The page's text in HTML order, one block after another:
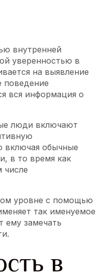
внутренней
уверенностью в
на выявление
поведение
вся информация о
люди включают
включая обычные
в то время как
числе
уровне с помощью
так именуемое
ему замечать
в